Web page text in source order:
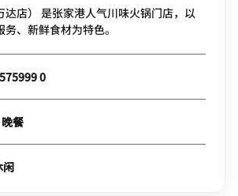
达店） 是张家港人气川味火锅门店，以
、新鲜食材为特色。
0
供应 午餐 & 晚餐
闲